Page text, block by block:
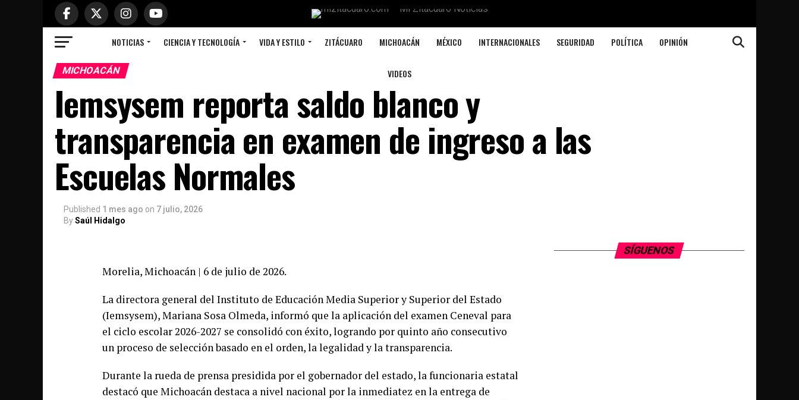
NOTICIAS CIENCIA Y TECNOLOGÍA VIDA Y ESTILO ZITÁCUARO MICHOACÁN MÉXICO INTERNACIONALES SEGURIDAD POLÍTICA OPINIÓN
VIDEOS
MICHOACÁN
Iemsysem reporta saldo blanco y
transparencia en examen de ingreso a las
Escuelas Normales
Published 1 mes ago on 7 julio, 2026
BySaúl Hidalgo
Morelia, Michoacán | 6 de julio de 2026.
La directora general del Instituto de Educación Media Superior y Superior del Estado
(Iemsysem), Mariana Sosa Olmeda, informó que la aplicación del examen Ceneval para
el ciclo escolar 2026-2027 se consolidó con éxito, logrando por quinto año consecutivo
un proceso de selección basado en el orden, la legalidad y la transparencia.
Durante la rueda de prensa presidida por el gobernador del estado, la funcionaria estatal
destacó que Michoacán destaca a nivel nacional por la inmediatez en la entrega de
SÍGUENOS